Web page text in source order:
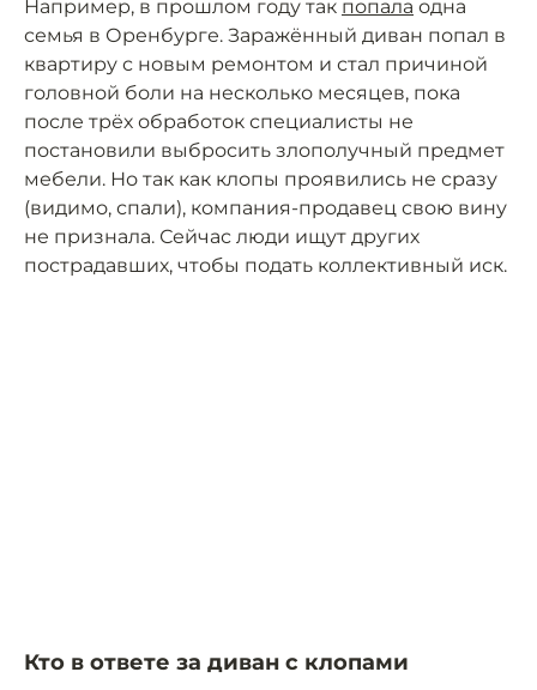
Например, в прошлом году так попала одна
семья в Оренбурге. Заражённый диван попал в
квартиру с новым ремонтом и стал причиной
головной боли на несколько месяцев, пока
после трёх обработок специалисты не
постановили выбросить злополучный предмет
мебели. Но так как клопы проявились не сразу
(видимо, спали), компания-продавец свою вину
не признала. Сейчас люди ищут других
пострадавших, чтобы подать коллективный иск.
Кто в ответе за диван с клопами